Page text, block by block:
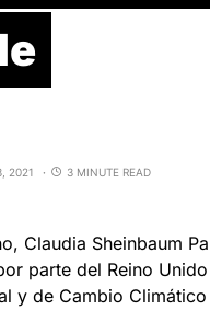
2021 3 MINUTE READ
Claudia Sheinbaum
parte del Reino
y de Cambio